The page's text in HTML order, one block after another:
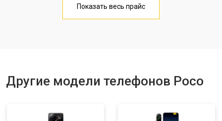
Замена кнопки включения 1750 ₽
Показать весь прайс
Другие модели телефонов Poco